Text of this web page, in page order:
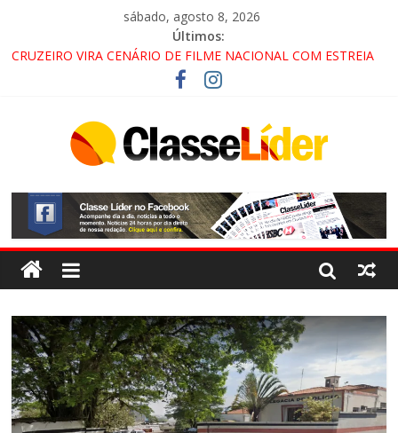
sábado, agosto 8, 2026
Últimos:
CRUZEIRO VIRA CENÁRIO DE FILME NACIONAL COM ESTREIA
PROMOTOR DO GAECO
ACESSO À APARECIDA NA DUTRA SERÁ BLOQUEADO NO FIM
ALTERNATIVAS
LORENA, PINDAMONHANGABA E QUELUZ NA RETA FINAL
PELA FÁBRICA DA COCA-COLA!